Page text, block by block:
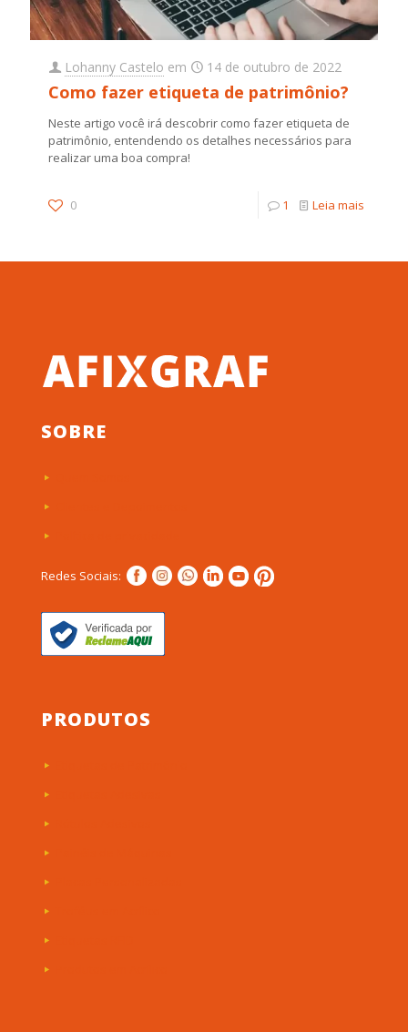
Lohanny Castelo em 14 de outubro de 2022
Como fazer etiqueta de patrimônio?
Neste artigo você irá descobrir como fazer etiqueta de
patrimônio, entendendo os detalhes necessários para
realizar uma boa compra!
0 1 Leia mais
SOBRE
Redes Sociais:
PRODUTOS